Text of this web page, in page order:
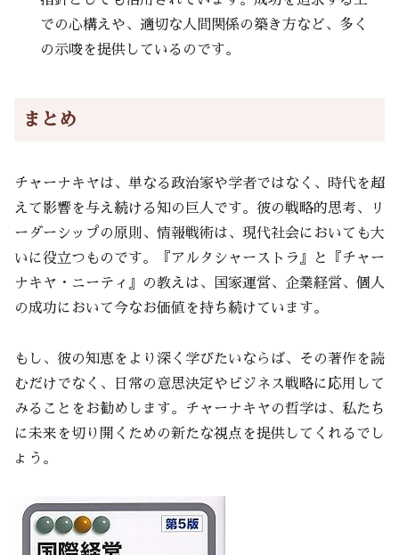
での心構えや、適切な人間関係の築き方など、多く
の示唆を提供しているのです。
まとめ
チャーナキヤは、単なる政治家や学者ではなく、時代を超
えて影響を与え続ける知の巨人です。彼の戦略的思考、リ
ーダーシップの原則、情報戦術は、現代社会においても大
いに役立つものです。『アルタシャーストラ』と『チャー
ナキヤ・ニーティ』の教えは、国家運営、企業経営、個人
の成功において今なお価値を持ち続けています。
もし、彼の知恵をより深く学びたいならば、その著作を読
むだけでなく、日常の意思決定やビジネス戦略に応用して
みることをお勧めします。チャーナキヤの哲学は、私たち
に未来を切り開くための新たな視点を提供してくれるでし
ょう。